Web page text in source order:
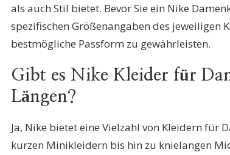
als auch Stil bietet. Bevor Sie ein Nike
spezifischen Größenangaben des jeweiligen
bestmögliche Passform zu gewährleisten.
Gibt es Nike Kleider für
Längen?
Ja, Nike bietet eine Vielzahl von Kleidern für
kurzen Minikleidern bis hin zu knielangen